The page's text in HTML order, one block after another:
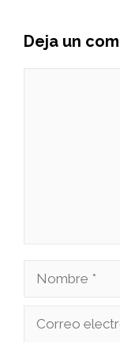
Deja un
Nombre
Correo